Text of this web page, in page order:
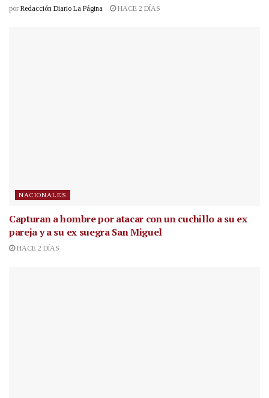
por Redacción Diario La Página HACE 2 DÍAS
NACIONALES
Capturan a hombre por atacar con un cuchillo a su ex
pareja y a su ex suegra San Miguel
HACE 2 DÍAS